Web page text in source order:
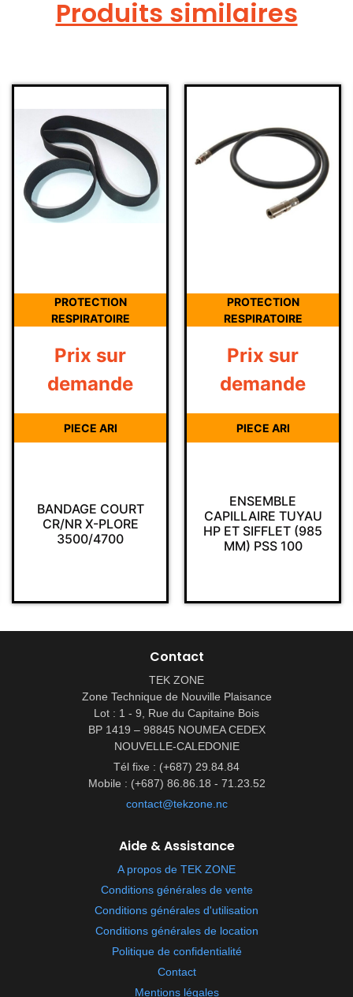
Produits similaires
PROTECTION
RESPIRATOIRE
BANDAGE COURT
CR/NR X-PLORE
3500/4700
Prix sur
demande
PIECE ARI
PROTECTION
RESPIRATOIRE
ENSEMBLE
CAPILLAIRE TUYAU
HP ET SIFFLET (985
MM) PSS 100
Prix sur
demande
PIECE ARI
Contact
TEK ZONE
Zone Technique de Nouville Plaisance
Lot : 1 - 9, Rue du Capitaine Bois
BP 1419 – 98845 NOUMEA CEDEX
NOUVELLE-CALEDONIE
Tél fixe : (+687) 29.84.84
Mobile : (+687) 86.86.18 - 71.23.52
contact@tekzone.nc
Aide & Assistance
A propos de TEK ZONE
Conditions générales de vente
Conditions générales d'utilisation
Conditions générales de location
Politique de confidentialité
Contact
Mentions légales